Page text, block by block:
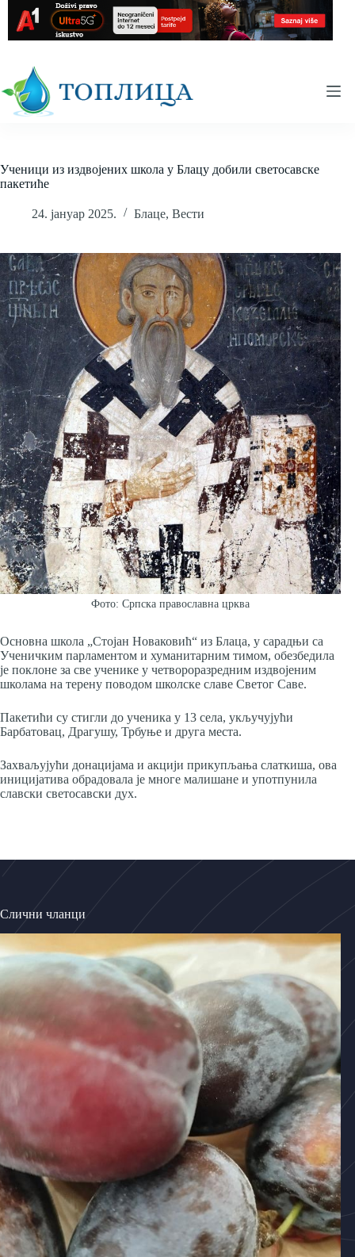
content
Ученици из издвојених школа у Блацу добили светосавске
пакетиће
24. јануар 2025. Блаце, Вести
Фото: Српска православна црква
Основна школа „Стојан Новаковић“ из Блаца, у сарадњи са
Ученичким парламентом и хуманитарним тимом, обезбедила
је поклоне за све ученике у четвороразредним издвојеним
школама на терену поводом школске славе Светог Саве.
Пакетићи су стигли до ученика у 13 села, укључујући
Барбатовац, Драгушу, Трбуње и друга места.
Захваљујући донацијама и акцији прикупљања слаткиша, ова
иницијатива обрадовала је многе малишане и употпунила
славски светосавски дух.
Слични чланци